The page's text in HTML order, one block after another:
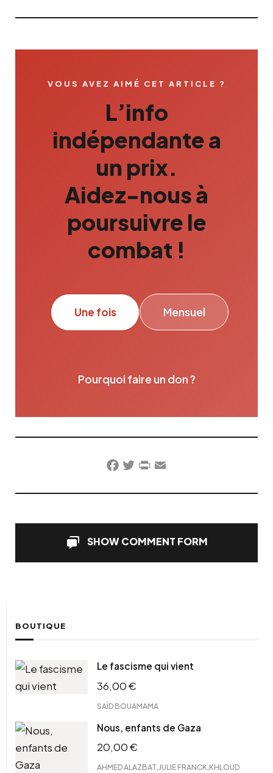
VOUS AVEZ AIMÉ CET ARTICLE ?
L’info
indépendante a
un prix.
Aidez-nous à
poursuivre le
combat !
Une fois Mensuel
Pourquoi faire un don ?
Facebook
TwitterPrintFriendly
Email
SHOW COMMENT FORM
BOUTIQUE
Le fascisme qui vient
36,00€
SAÏD BOUAMAMA
Nous, enfants de Gaza
20,00€
AHMED ALAZBAT,JULIE FRANCK,KHLOUD